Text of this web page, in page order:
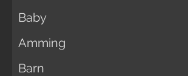
Baby
Amming
Barn